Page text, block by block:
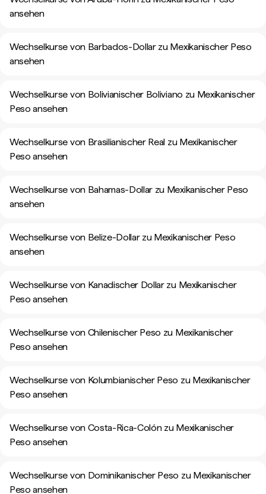
ansehen
Wechselkurse von Barbados-Dollar zu Mexikanischer Peso
ansehen
Wechselkurse von Bolivianischer Boliviano zu Mexikanischer
Peso ansehen
Wechselkurse von Brasilianischer Real zu Mexikanischer
Peso ansehen
Wechselkurse von Bahamas-Dollar zu Mexikanischer Peso
ansehen
Wechselkurse von Belize-Dollar zu Mexikanischer Peso
ansehen
Wechselkurse von Kanadischer Dollar zu Mexikanischer
Peso ansehen
Wechselkurse von Chilenischer Peso zu Mexikanischer
Peso ansehen
Wechselkurse von Kolumbianischer Peso zu Mexikanischer
Peso ansehen
Wechselkurse von Costa-Rica-Colón zu Mexikanischer
Peso ansehen
Wechselkurse von Dominikanischer Peso zu Mexikanischer
Peso ansehen